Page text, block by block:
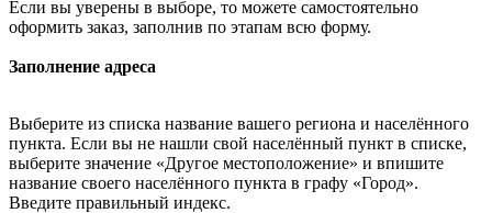
Если вы уверены в выборе, то можете самостоятельно
оформить заказ, заполнив по этапам всю форму.
Заполнение адреса
Выберите из списка название вашего региона и населённого
пункта. Если вы не нашли свой населённый пункт в списке,
выберите значение «Другое местоположение» и впишите
название своего населённого пункта в графу «Город».
Введите правильный индекс.